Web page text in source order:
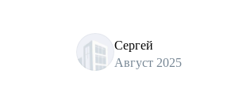
Сергей
Август 2025